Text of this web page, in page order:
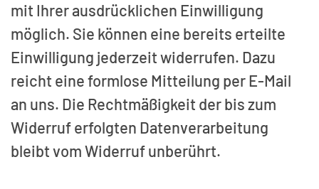
mit Ihrer ausdrücklichen Einwilligung
möglich. Sie können eine bereits erteilte
Einwilligung jederzeit widerrufen. Dazu
reicht eine formlose Mitteilung per E-Mail
an uns. Die Rechtmäßigkeit der bis zum
Widerruf erfolgten Datenverarbeitung
bleibt vom Widerruf unberührt.